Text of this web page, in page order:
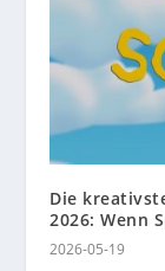
Die
2026: Wenn
2026-05-19